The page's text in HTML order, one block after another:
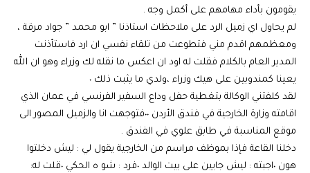
يقومون بأداء مهامهم على أكمل وجه .
لم يحاول اي زميل الرد على ملاحظات استاذنا ” ابو محمد ” جواد مرقة ،
ومعظمهم اقدم مني فتطوعت من تلقاء نفسي ان ارد فاستأذنت
المدير العام بالكلام فقلت له اود ان اعكس ما نقله لك وزراء وهو ان الله
يعينا كمندوبين على هيك وزراء ،ولدي ما يثبت ذلك ٠
لقد كلفتني الوكالة بتغطية حفل وداع السفير الفرنسي في عمان الذي
اقامته وزارة الخارجية في فندق الأردن ٠٠فتوجهت انا والزميل المصور الى
موقع المناسبة في طابق علوي في الفندق .
دخلنا القاعة فإذا بموظف مراسم من الخارجية يقول لي : ليش دخلتوا
هون ٠اجبته : ليش جايين على بيت الوالد ٠فرد : شو ه الحكي ٠قلت له: